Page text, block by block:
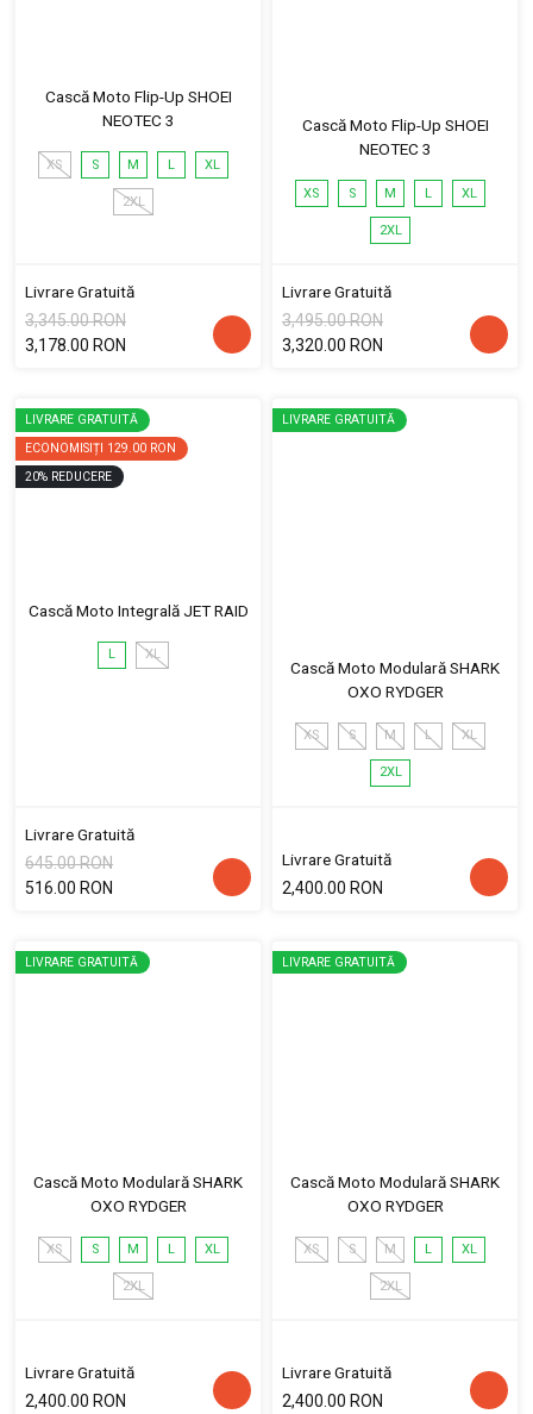
Cască Moto Flip-Up SHOEI
NEOTEC 3
XS S M L XL
2XL
Livrare Gratuită
3,345.00 RON
3,178.00 RON
Cască Moto Flip-Up SHOEI
NEOTEC 3
XS S M L XL
2XL
Livrare Gratuită
3,495.00 RON
3,320.00 RON
LIVRARE GRATUITĂ
ECONOMISIȚI 129.00 RON
20% REDUCERE
Cască Moto Integrală JET RAID
L XL
Livrare Gratuită
645.00 RON
516.00 RON
LIVRARE GRATUITĂ
Cască Moto Modulară SHARK
OXO RYDGER
XS S M L XL
2XL
Livrare Gratuită
2,400.00 RON
LIVRARE GRATUITĂ
Cască Moto Modulară SHARK
OXO RYDGER
XS S M L XL
2XL
Livrare Gratuită
2,400.00 RON
LIVRARE GRATUITĂ
Cască Moto Modulară SHARK
OXO RYDGER
XS S M L XL
2XL
Livrare Gratuită
2,400.00 RON